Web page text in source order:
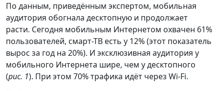
По данным, приведённым экспертом, мобильная
аудитория обогнала десктопную и продолжает
расти. Сегодня мобильным Интернетом охвачен 61%
пользователей, смарт-ТВ есть у 12% (этот показатель
вырос за год на 20%). И эксклюзивная аудитория у
мобильного Интернета шире, чем у десктопного
(рис. 1). При этом 70% трафика идёт через Wi-Fi.